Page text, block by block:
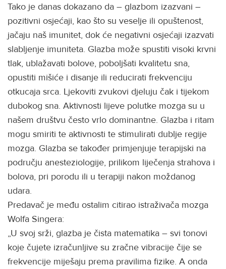
Tako je danas dokazano da – glazbom izazvani –
pozitivni osjećaji, kao što su veselje ili opuštenost,
jačaju naš imunitet, dok će negativni osjećaji izazvati
slabljenje imuniteta. Glazba može spustiti visoki krvni
tlak, ublažavati bolove, poboljšati kvalitetu sna,
opustiti mišiće i disanje ili reducirati frekvenciju
otkucaja srca. Ljekoviti zvukovi djeluju čak i tijekom
dubokog sna. Aktivnosti lijeve polutke mozga su u
našem društvu često vrlo dominantne. Glazba i ritam
mogu smiriti te aktivnosti te stimulirati dublje regije
mozga. Glazba se također primjenjuje terapijski na
području anesteziologije, prilikom liječenja strahova i
bolova, pri porodu ili u terapiji nakon moždanog
udara.
Predavač je među ostalim citirao istraživača mozga
Wolfa Singera:
„U svoj srži, glazba je čista matematika – svi tonovi
koje čujete izračunljive su zračne vibracije čije se
frekvencije miješaju prema pravilima fizike. A onda